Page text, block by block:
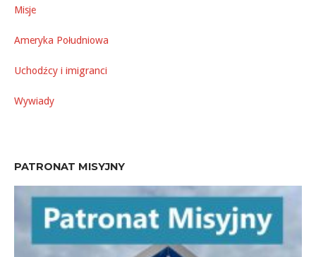
Misje
Ameryka Południowa
Uchodźcy i imigranci
Wywiady
PATRONAT MISYJNY